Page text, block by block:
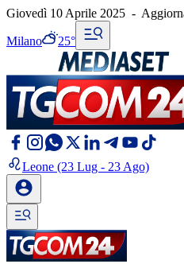
Giovedì 10 Aprile 2025 -
Milano 25°
Leone (23 Lug - 23 Ago)